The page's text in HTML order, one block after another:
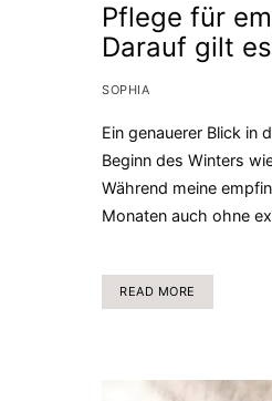
Pflege für
Darauf gilt
SOPHIA
Ein genauerer Blick in
Beginn des Winters
Während meine
Monaten auch ohne
READ MORE